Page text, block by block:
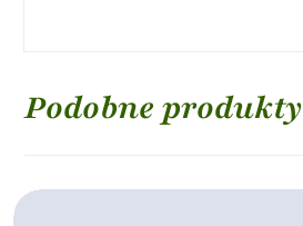
Podobne produkty